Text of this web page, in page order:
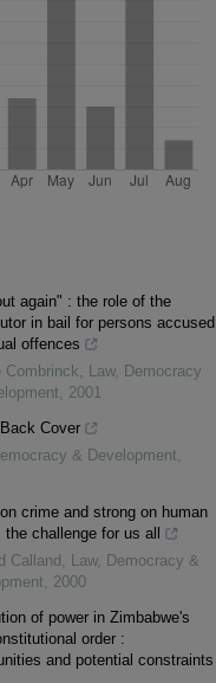
again" : the role of the
in bail for persons accused
offences
Combrinck
Law, Democracy
2001
Back Cover
& Development
crime and strong on human
the challenge for us all
Calland
Law, Democracy &
2000
of power in Zimbabwe's
order :
and potential constraints